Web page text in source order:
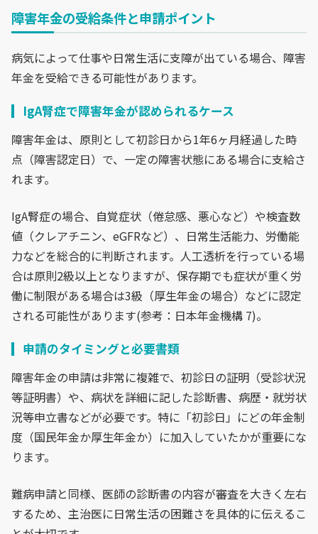
障害年金の受給条件と申請ポイント
病気によって仕事や日常生活に支障が出ている場合、障害
年金を受給できる可能性があります。
IgA腎症で障害年金が認められるケース
障害年金は、原則として初診日から1年6ヶ月経過した時
点（障害認定日）で、一定の障害状態にある場合に支給さ
れます。
IgA腎症の場合、自覚症状（倦怠感、悪心など）や検査数
値（クレアチニン、eGFRなど）、日常生活能力、労働能
力などを総合的に判断されます。人工透析を行っている場
合は原則2級以上となりますが、保存期でも症状が重く労
働に制限がある場合は3級（厚生年金の場合）などに認定
される可能性があります(参考：日本年金機構 7)。
申請のタイミングと必要書類
障害年金の申請は非常に複雑で、初診日の証明（受診状況
等証明書）や、病状を詳細に記した診断書、病歴・就労状
況等申立書などが必要です。特に「初診日」にどの年金制
度（国民年金か厚生年金か）に加入していたかが重要にな
ります。
難病申請と同様、医師の診断書の内容が審査を大きく左右
するため、主治医に日常生活の困難さを具体的に伝えるこ